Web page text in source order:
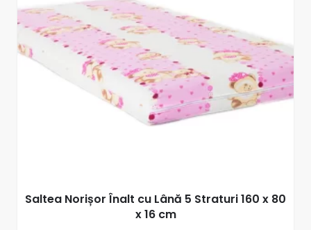
Saltea Norișor Înalt cu Lână 5 Straturi 160 x 80
x 16 cm